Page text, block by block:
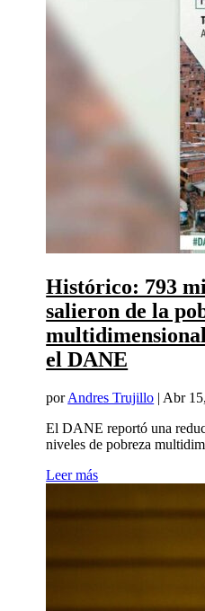
Histórico: 793
salieron de la
el DANE
porAndres Trujillo | Abr
El DANE reportó una
niveles de pobreza
Leer más